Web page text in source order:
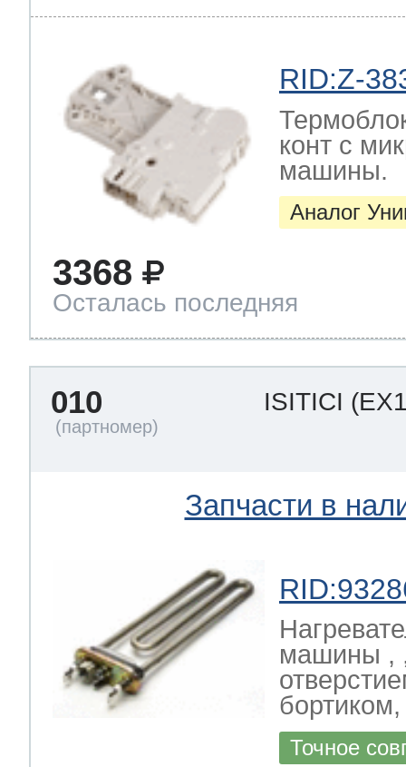
RID:Z-
конт с
машины.
Аналог
3368
Осталась последняя
010 ISITICI
Запчасти в
машины ,
Точное